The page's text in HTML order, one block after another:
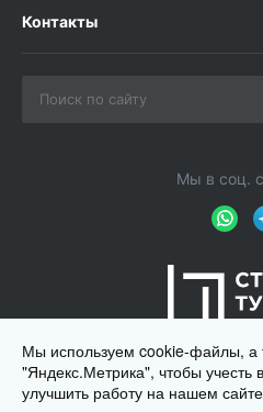
Контакты
Мы в соц.
Мы используем cookie-файлы, а
"Яндекс.Метрика", чтобы учесть
улучшить работу на нашем